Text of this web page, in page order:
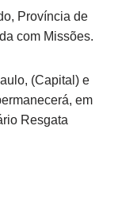
Província de
com Missões.
(Capital) e
em
Resgata